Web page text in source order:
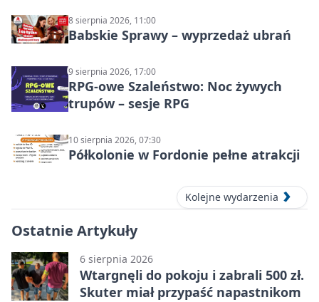
8 sierpnia 2026, 11:00
Babskie Sprawy – wyprzedaż ubrań
9 sierpnia 2026, 17:00
RPG-owe Szaleństwo: Noc żywych
trupów – sesje RPG
10 sierpnia 2026, 07:30
Półkolonie w Fordonie pełne atrakcji
Kolejne wydarzenia
Ostatnie Artykuły
6 sierpnia 2026
Wtargnęli do pokoju i zabrali 500 zł.
Skuter miał przypaść napastnikom